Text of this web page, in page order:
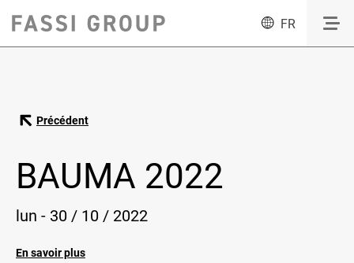
FR
Précédent
BAUMA 2022
lun - 30 / 10 / 2022
En savoir plus